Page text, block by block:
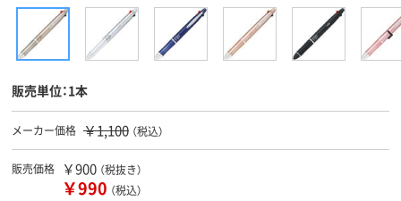
販売単位：1本
メーカー価格 ￥1,100 （税込）
販売価格 ￥900 （税抜き）
￥990 （税込）